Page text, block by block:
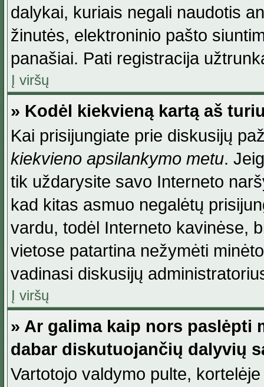
dalykai, kuriais negali naudotis
žinutės, elektroninio pašto
panašiai. Pati registracija
Į viršų
» Kodėl kiekvieną kartą aš
Kai prisijungiate prie diskusijų
kiekvieno apsilankymo metu.
tik uždarysite savo Interneto
kad kitas asmuo negalėtų
vardu, todėl Interneto kavinėse,
vietose patartina nežymėti
vadinasi diskusijų
Į viršų
» Ar galima kaip nors paslėpti
dabar diskutuojančių dalyvių
Vartotojo valdymo pulte,